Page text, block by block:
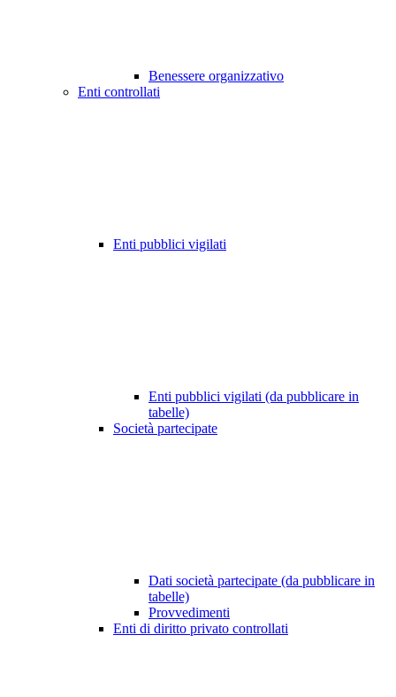
Benessere organizzativo
Enti controllati
Enti pubblici vigilati
Enti pubblici vigilati (da pubblicare in
tabelle)
Società partecipate
Dati società partecipate (da pubblicare in
tabelle)
Provvedimenti
Enti di diritto privato controllati